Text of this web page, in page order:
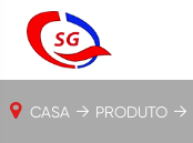
CASA PRODUTO